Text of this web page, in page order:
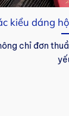
kiểu dáng
chỉ đơn